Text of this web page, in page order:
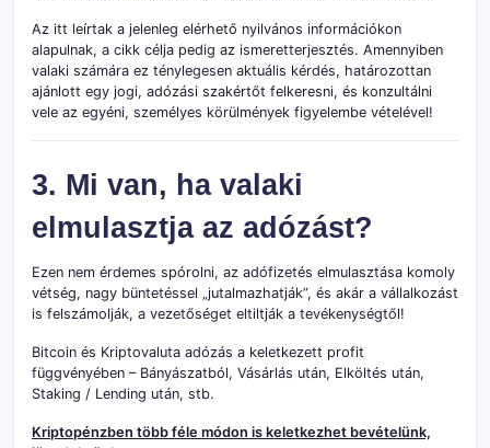
Az itt leírtak a jelenleg elérhető nyilvános információkon
alapulnak, a cikk célja pedig az ismeretterjesztés. Amennyiben
valaki számára ez ténylegesen aktuális kérdés, határozottan
ajánlott egy jogi, adózási szakértőt felkeresni, és konzultálni
vele az egyéni, személyes körülmények figyelembe vételével!
3. Mi van, ha valaki
elmulasztja az adózást?
Ezen nem érdemes spórolni, az adófizetés elmulasztása komoly
vétség, nagy büntetéssel „jutalmazhatják”, és akár a vállalkozást
is felszámolják, a vezetőséget eltiltják a tevékenységtől!
Bitcoin és Kriptovaluta adózás a keletkezett profit
függvényében – Bányászatból, Vásárlás után, Elköltés után,
Staking / Lending után, stb.
Kriptopénzben több féle módon is keletkezhet bevételünk,